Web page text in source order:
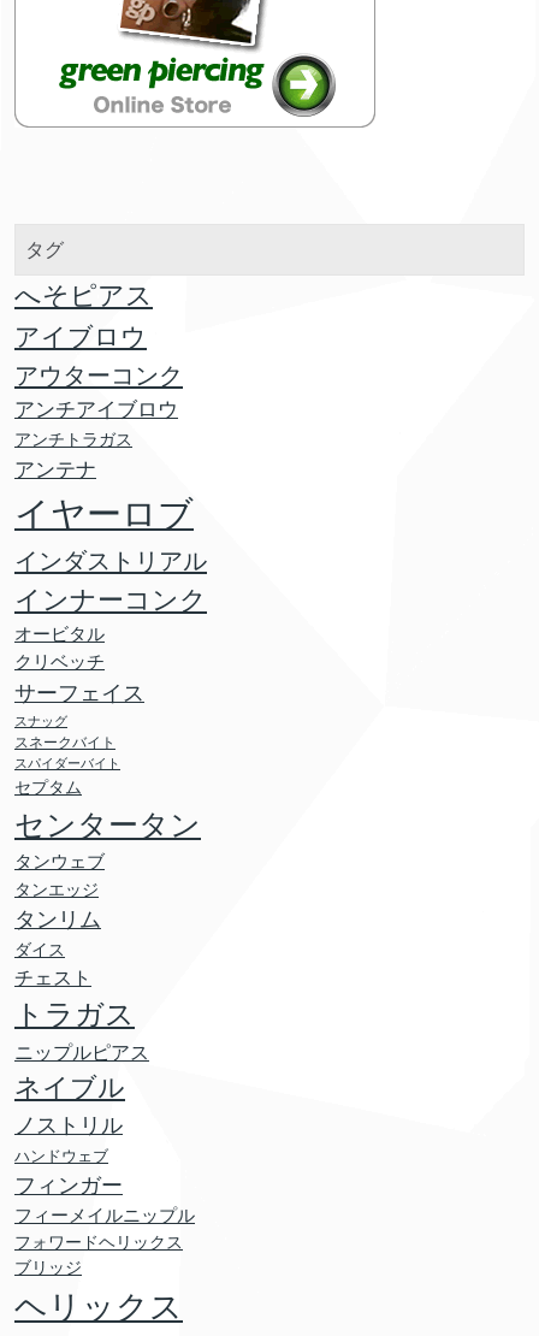
タグ
へそピアス
アイブロウ
アウターコンク
アンチアイブロウ
アンチトラガス
アンテナ
イヤーロブ
インダストリアル
インナーコンク
オービタル
クリベッチ
サーフェイス
スナッグ
スネークバイト
スパイダーバイト
セプタム
センタータン
タンウェブ
タンエッジ
タンリム
ダイス
チェスト
トラガス
ニップルピアス
ネイブル
ノストリル
ハンドウェブ
フィンガー
フィーメイルニップル
フォワードヘリックス
ブリッジ
ヘリックス